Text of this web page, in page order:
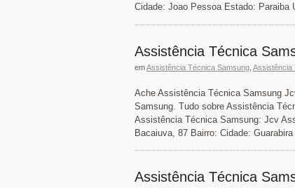
Cidade: Joao Pessoa Estado: Paraiba
Assistência Técnica
emAssistência Técnica Samsung Assistência
Ache Assistência Técnica Samsung
Samsung. Tudo sobre Assistência
Assistência Técnica Samsung: Jcv
Bacaiuva, 87 Bairro: Cidade:
Assistência Técnica